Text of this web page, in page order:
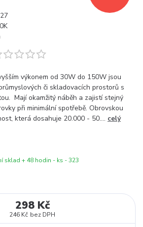
výkonem od 30W do 150W jsou
či skladovacích prostorů s
Mají okamžitý náběh a zajistí stejný
při minimální spotřebě. Obrovskou
která dosahuje 20.000 - 50.... celý
sklad + 48 hodin - ks - 323
298 Kč
246 Kč bez DPH